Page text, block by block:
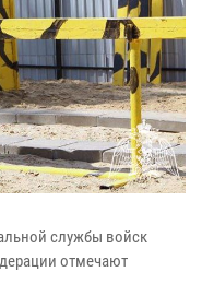
службы войск
отмечают